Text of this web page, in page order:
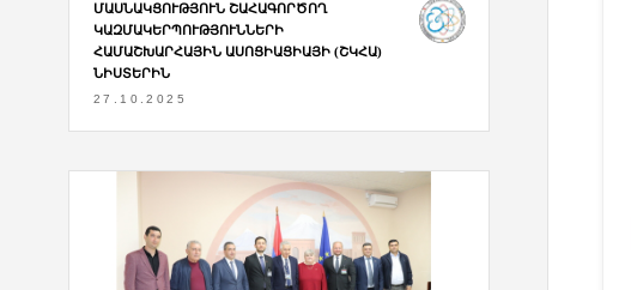
ՄԱՍՆԱԿՑՈՒԹՅՈՒՆ ՇԱՀԱԳՈՐԾՈՂ
ԿԱԶՄԱԿԵՐՊՈՒԹՅՈՒՆՆԵՐԻ
ՀԱՄԱՇԽԱՐՀԱՅԻՆ ԱՍՈՑԻԱՑԻԱՅԻ (ՇԿՀԱ)
ՆԻՍՏԵՐԻՆ
27.10.2025